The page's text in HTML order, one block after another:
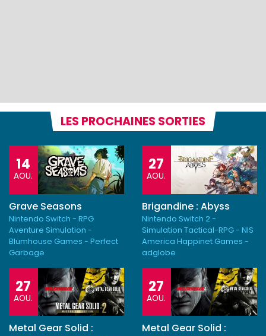
LES PROCHAINES SORTIES
14
AOU.
Grave Seasons
Nintendo Switch - RPG
Aventure Simulation -
Blumhouse Games - Perfect
Garbage
27
AOU.
Brigandine : Abyss
Nintendo Switch 2 -
Simulation Tactical-RPG - NIS
America Happinet Games -
adglobe
27
AOU.
Metal Gear Solid :
27
AOU.
Metal Gear Solid :